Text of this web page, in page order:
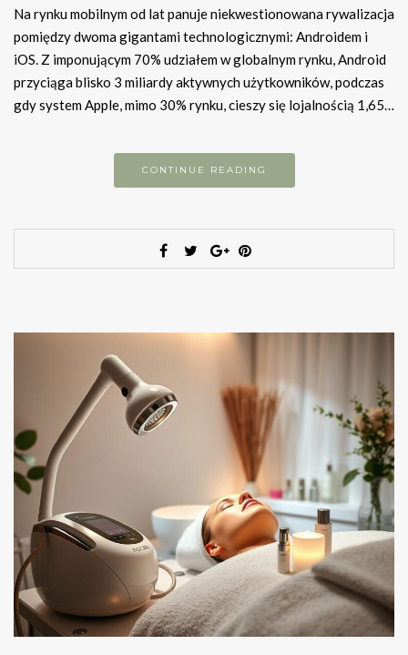
Na rynku mobilnym od lat panuje niekwestionowana rywalizacja
pomiędzy dwoma gigantami technologicznymi: Androidem i
iOS. Z imponującym 70% udziałem w globalnym rynku, Android
przyciąga blisko 3 miliardy aktywnych użytkowników, podczas
gdy system Apple, mimo 30% rynku, cieszy się lojalnością 1,65…
CONTINUE READING